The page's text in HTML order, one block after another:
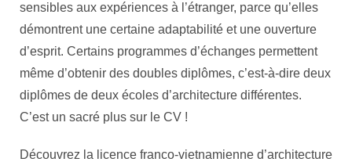
sensibles aux expériences à l’étranger, parce qu’elles
démontrent une certaine adaptabilité et une ouverture
d’esprit. Certains programmes d’échanges permettent
même d’obtenir des doubles diplômes, c’est-à-dire deux
diplômes de deux écoles d’architecture différentes.
C’est un sacré plus sur le CV !
Découvrez la licence franco-vietnamienne d’architecture